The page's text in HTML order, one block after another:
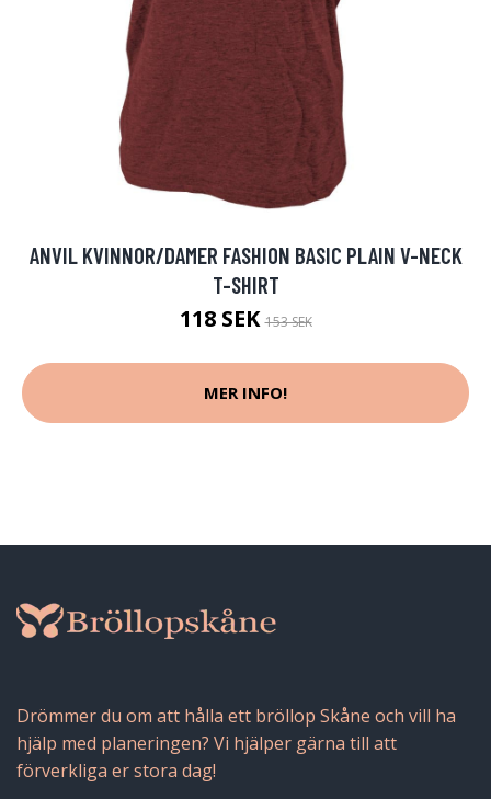
ANVIL KVINNOR/DAMER FASHION BASIC PLAIN V-NECK
T-SHIRT
118 SEK153 SEK
MER INFO!
Drömmer du om att hålla ett bröllop Skåne och vill ha
hjälp med planeringen? Vi hjälper gärna till att
förverkliga er stora dag!